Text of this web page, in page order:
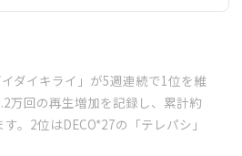
ダイキライ」が5週連続で1位を維
万回の再生増加を記録し、累計約
。2位はDECO*27の「テレパシ」